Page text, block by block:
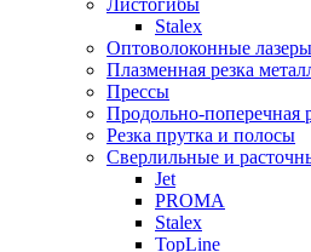
Листогибы
Stalex
Оптоволоконные лазеры
Плазменная резка
Прессы
Продольно-поперечная
Резка прутка и полосы
Сверлильные и
Jet
PROMA
Stalex
TopLine